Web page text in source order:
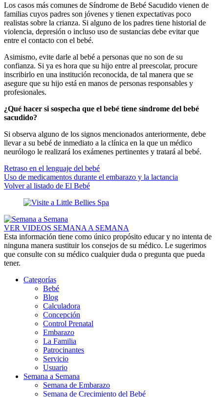
Los casos más comunes de Síndrome de Bebé Sacudido vienen de
familias cuyos padres son jóvenes y tienen expectativas poco
realistas sobre la crianza. Si alguno de los padres tiene historial de
violencia, depresión o incluso uso de sustancias debe evitar que
entre el contacto con el bebé.
Asimismo, evite darle al bebé a personas que no son de su
confianza. Si ya es hora que su hijo entre al preescolar, procure
inscribirlo en una institución reconocida, de tal manera que se
asegure que su hijo está en manos de personas responsables y
profesionales.
¿Qué hacer si sospecha que el bebé tiene síndrome del bebé
sacudido?
Si observa alguno de los signos mencionados anteriormente, debe
llevar a su bebé de inmediato a la clínica en la que un médico
neurólogo le realizará los exámenes pertinentes y tratará al bebé.
Retraso en el lenguaje del bebé
Uso de medicamentos durante el embarazo y la lactancia
Volver al listado de El Bebé
VER VIDEOS SEMANA A SEMANA
Esta información tiene como único propósito educar y no intenta de
ninguna manera sustituir los consejos de su médico. Le sugerimos
que consulte con su médico cualquier duda o pregunta que pueda
tener.
Categorías
Bebé
Blog
Calculadora
Concepción
Control Prenatal
Embarazo
La Familia
Patrocinantes
Servicio
Usuario
Semana a Semana
Semana de Embarazo
Semana de Crecimiento del Bebé